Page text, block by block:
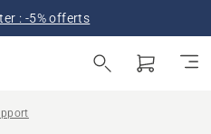
: -5% offerts